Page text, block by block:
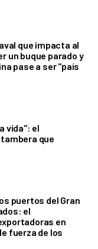
que impacta al
un buque parado y
pase a ser "país
vida": el
que
puertos del Gran
el
en
fuerza de los